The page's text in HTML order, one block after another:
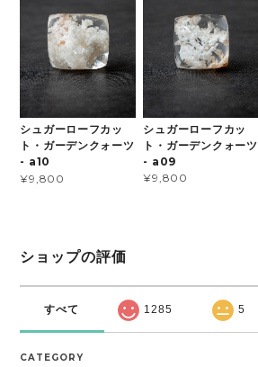
シュガーローフカッ
ト・ガーデンクォーツ
- a10
¥9,800
シュガーローフカッ
ト・ガーデンクォーツ
- a09
¥9,800
ショップの評価
すべて 1285 5
CATEGORY